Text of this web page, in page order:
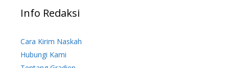
Info Redaksi
Cara Kirim Naskah
Hubungi Kami